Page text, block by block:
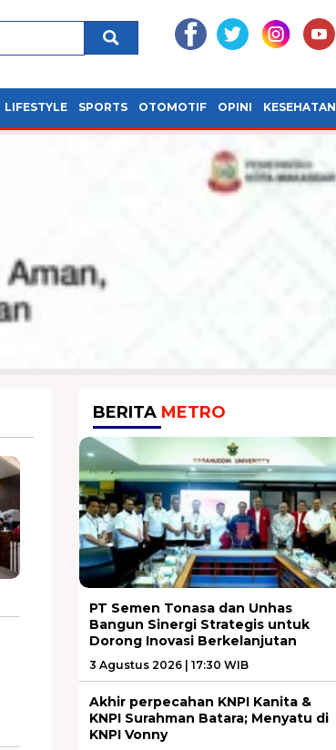
LIFESTYLE SPORTS OTOMOTIF OPINI KESEHATAN
BERITA METRO
PT Semen Tonasa dan Unhas
Bangun Sinergi Strategis untuk
Dorong Inovasi Berkelanjutan
3 Agustus 2026 | 17:30 WIB
Akhir perpecahan KNPI Kanita &
KNPI Surahman Batara; Menyatu di
KNPI Vonny